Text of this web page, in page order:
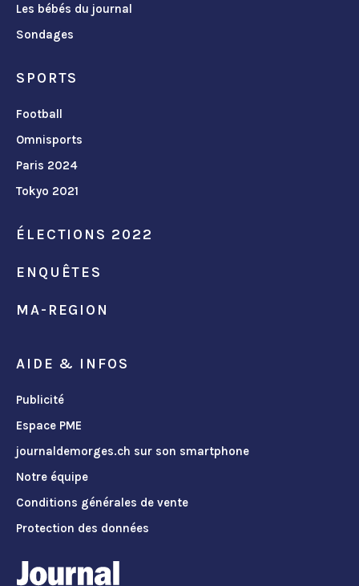
Les bébés du journal
Sondages
SPORTS
Football
Omnisports
Paris 2024
Tokyo 2021
ÉLECTIONS 2022
ENQUÊTES
MA-REGION
AIDE & INFOS
Publicité
Espace PME
journaldemorges.ch sur son smartphone
Notre équipe
Conditions générales de vente
Protection des données